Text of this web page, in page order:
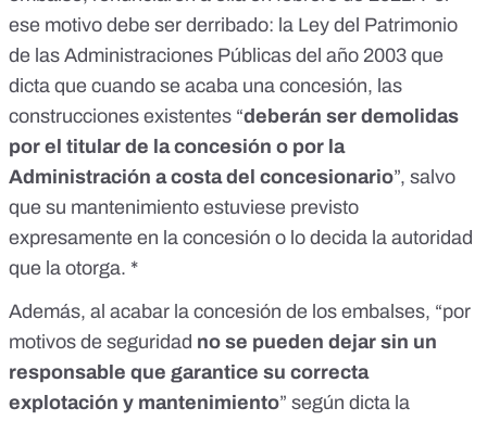
ese motivo debe ser derribado: la Ley del Patrimonio
de las Administraciones Públicas del año 2003 que
dicta que cuando se acaba una concesión, las
construcciones existentes “deberán ser demolidas
por el titular de la concesión o por la
Administración a costa del concesionario”, salvo
que su mantenimiento estuviese previsto
expresamente en la concesión o lo decida la autoridad
que la otorga. *
Además, al acabar la concesión de los embalses, “por
motivos de seguridad no se pueden dejar sin un
responsable que garantice su correcta
explotación y mantenimiento” según dicta la